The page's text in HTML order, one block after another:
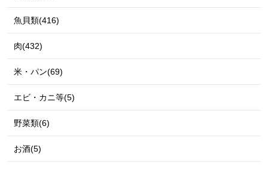
魚貝類(416)
肉(432)
米・パン(69)
エビ・カニ等(5)
野菜類(6)
お酒(5)